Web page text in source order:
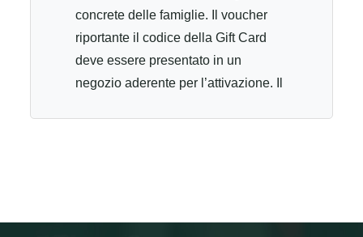
concrete delle famiglie. Il voucher
riportante il codice della Gift Card
deve essere presentato in un
negozio aderente per l’attivazione. Il